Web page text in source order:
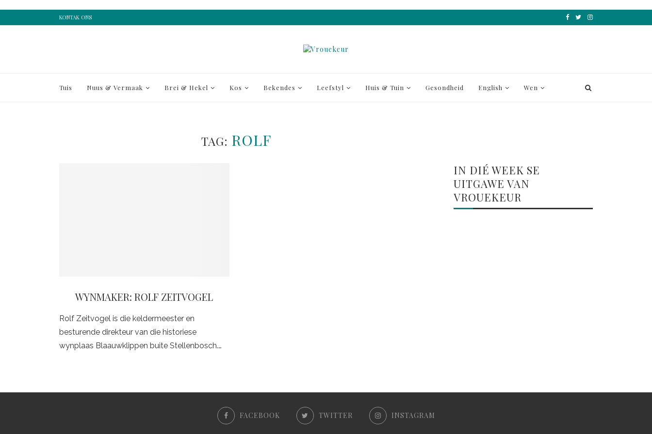
KONTAK ONS
Tuis Nuus & Vermaak Brei & Hekel Kos Bekendes Leefstyl Huis & Tuin Gesondheid English Wen
TAG: ROLF
WYNMAKER: ROLF ZEITVOGEL
Rolf Zeitvogel is die keldermeester en
besturende direkteur van die historiese
wynplaas Blaauwklippen buite Stellenbosch.…
IN DIÉ WEEK SE
UITGAWE VAN
VROUEKEUR
FACEBOOK TWITTER INSTAGRAM